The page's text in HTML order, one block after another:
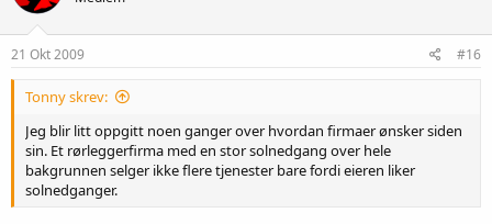
21 Okt 2009 #16
Tonny skrev:
Jeg blir litt oppgitt noen ganger over hvordan firmaer ønsker siden
sin. Et rørleggerfirma med en stor solnedgang over hele
bakgrunnen selger ikke flere tjenester bare fordi eieren liker
solnedganger.